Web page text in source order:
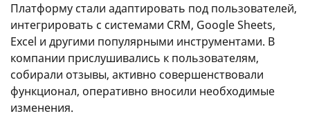
Платформу стали адаптировать под пользователей,
интегрировать с системами CRM, Google Sheets,
Excel и другими популярными инструментами. В
компании прислушивались к пользователям,
собирали отзывы, активно совершенствовали
функционал, оперативно вносили необходимые
изменения.